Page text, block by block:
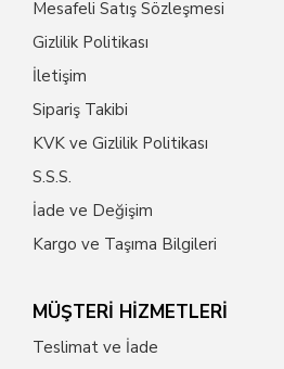
Mesafeli Satış Sözleşmesi
Gizlilik Politikası
İletişim
Sipariş Takibi
KVK ve Gizlilik Politikası
S.S.S.
İade ve Değişim
Kargo ve Taşıma Bilgileri
MÜŞTERİ HİZMETLERİ
Teslimat ve İade